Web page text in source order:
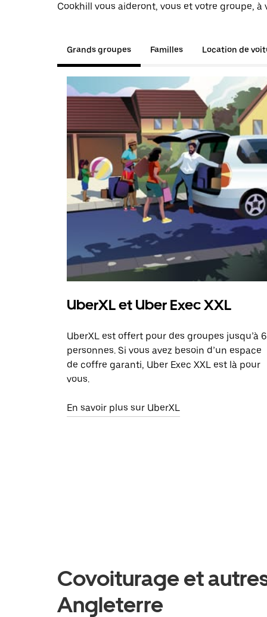
Cookhill vous aideront, vous et votre groupe,
Grands groupes Familles Location de
UberXL et Uber Exec XXL
UberXL est offert pour des groupes jusqu’à 6
personnes. Si vous avez besoin d’un espace
de coffre garanti, Uber Exec XXL est là pour
vous.
En savoir plus sur UberXL
Covoiturage et
Angleterre